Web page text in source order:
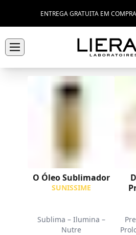
ENTREGA GRATUITA EM
O Óleo Sublimador
SUNISSIME
Sublima – Ilumina –
Nutre